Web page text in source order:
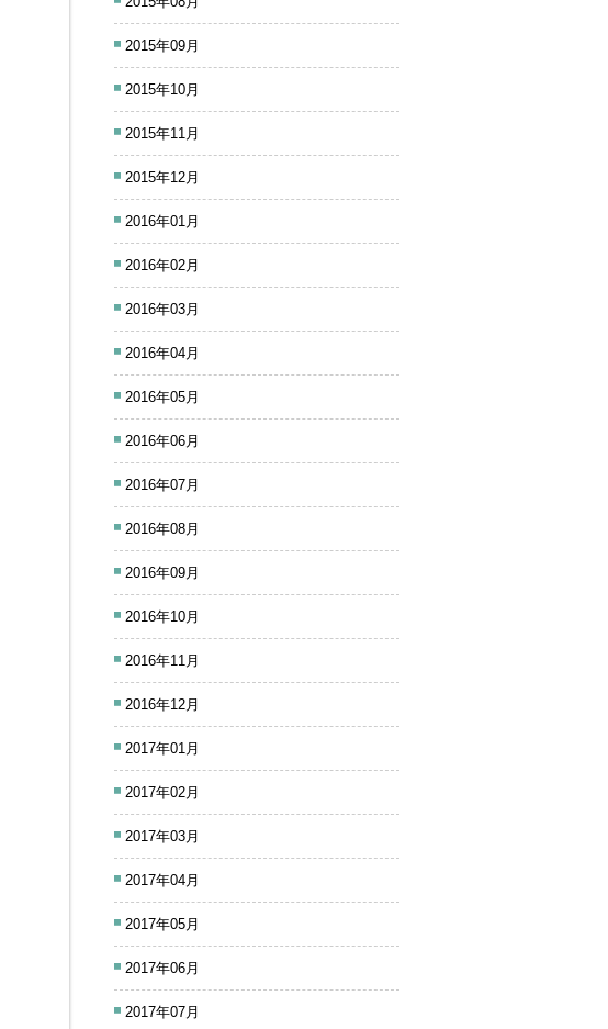
2015年09月
2015年10月
2015年11月
2015年12月
2016年01月
2016年02月
2016年03月
2016年04月
2016年05月
2016年06月
2016年07月
2016年08月
2016年09月
2016年10月
2016年11月
2016年12月
2017年01月
2017年02月
2017年03月
2017年04月
2017年05月
2017年06月
2017年07月